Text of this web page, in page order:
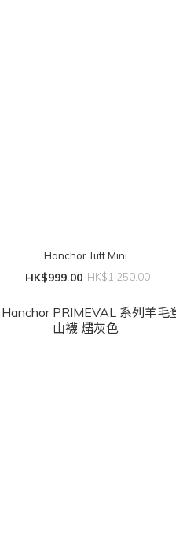
Hanchor Tuff Mini
HK$999.00 HK$1,250.00